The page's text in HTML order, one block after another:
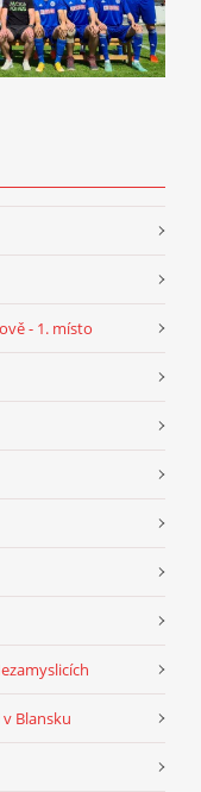
- 1. místo
Blansku